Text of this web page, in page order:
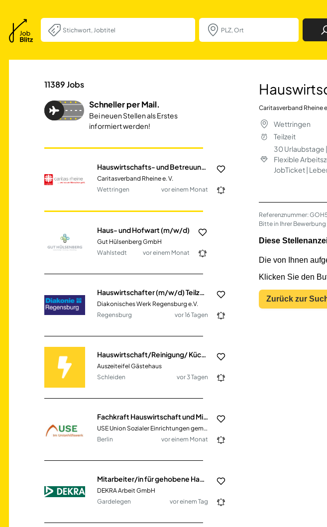
Hauswirtschafts- und
11389Jobs
Schneller per Mail.
Bei neuen Stellen als Erstes
informiert werden!
Hauswirtschafts- und Betreuungskraft (m/w/d)
Caritasverband Rheine e. V.
Wettringen
vor einem Monat
Haus- und Hofwart (m/w/d)
Gut Hülsenberg GmbH
Wahlstedt
vor einem Monat
Hauswirtschafter (m/w/d) Teilzeit
Diakonisches Werk Regensburg e.V.
Regensburg
vor 16 Tagen
Hauswirtschaft/Reinigung/ Küche (m/w/d)
Auszeiteifel Gästehaus
Schleiden
vor 3 Tagen
Fachkraft Hauswirtschaft und Mitarbeit im Cafébetrieb (m/w/d) für ein Sozialunternehmen
USE Union Sozialer Einrichtungen gemeinnützige GmbH
Berlin
vor einem Monat
Mitarbeiter/in für gehobene Hauswirtschaft und Objektpflege (m/w/d)
DEKRA Arbeit GmbH
Gardelegen
vor einem Tag
Caritasverband Rheine
Wettringen
Teilzeit
30 Urlaubstage
Flexible
JobTicket |
Referenznummer:
Bitte in Ihrer